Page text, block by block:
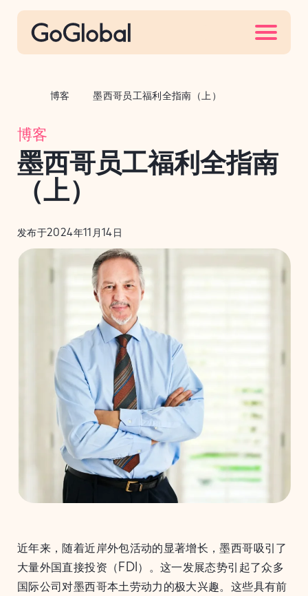
博客 墨西哥员工福利全指南（上）
博客
墨西哥员工福利全指南
（上）
发布于2024年11月14日
近年来，随着近岸外包活动的显著增长，墨西哥吸引了
大量外国直接投资（FDI）。这一发展态势引起了众多
国际公司对墨西哥本土劳动力的极大兴趣。这些具有前